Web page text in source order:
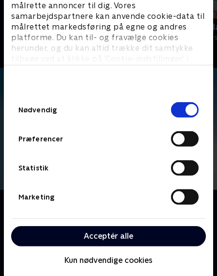
målrette annoncer til dig. Vores
samarbejdspartnere kan anvende cookie-data til
målrettet markedsføring på egne og andres
platforme. Du kan til- og fravælge cookies
herunder, og du kan altid trække dit samtykke
tilbage ved at klikke på ’Cookie-indstillinger’ i
Nødvendig
Præferencer
Statistik
Marketing
Acceptér alle
Kun nødvendige cookies
Anstalten
Komedie • 1 sæsoner
Robssons
Komedie • 1
Om The Office
medarbejderne på Dunder Mifflins kontorartikel-
virksomhed, der er baseret i Scranton, hvor fejder og
dokumentarhold.